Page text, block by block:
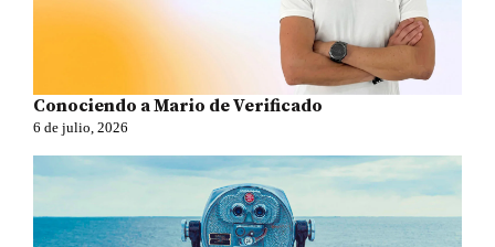
Conociendo a Mario de Verificado
6 de julio, 2026